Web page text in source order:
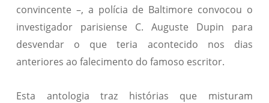
convincente –, a polícia de Baltimore convocou o
investigador parisiense C. Auguste Dupin para
desvendar o que teria acontecido nos dias
anteriores ao falecimento do famoso escritor.
Esta antologia traz histórias que misturam